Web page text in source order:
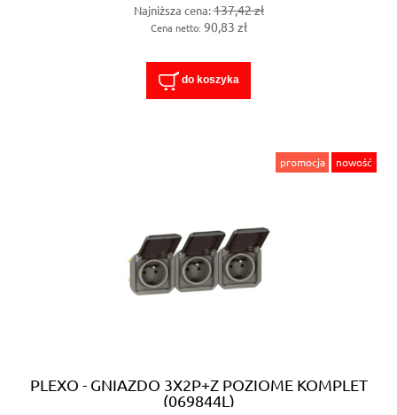
Najniższa cena:137,42 zł
Cena netto: 90,83 zł
do koszyka
PLEXO - GNIAZDO 3X2P+Z POZIOME KOMPLET
(069844L)
promocja nowość